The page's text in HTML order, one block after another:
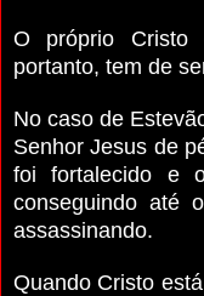
O próprio
portanto, tem de
No caso de
Senhor Jesus de
foi fortalecido e
conseguindo até
assassinando.
Quando Cristo